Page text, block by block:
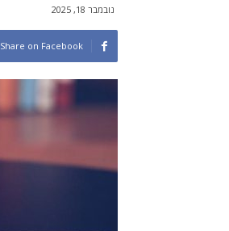
נובמבר 18, 2025
Share on Facebook